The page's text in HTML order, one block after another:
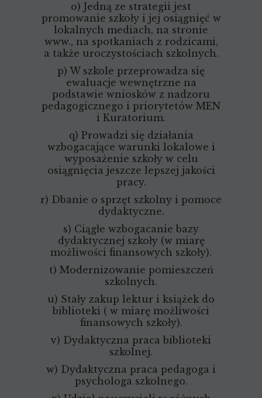
o) Jedną ze strategii jest
promowanie szkoły i jej osiągnięć w
lokalnych mediach, na stronie
www., na spotkaniach z rodzicami,
a także uroczystościach szkolnych.
p) W szkole przeprowadza się
ewaluacje wewnętrzne na
podstawie wniosków z nadzoru
pedagogicznego i priorytetów MEN
i Kuratorium.
q) Prowadzi się działania
wzbogacające warunki lokalowe i
wyposażenie szkoły w celu
osiągnięcia jeszcze lepszej jakości
pracy.
r) Dbanie o sprzęt szkolny i pomoce
dydaktyczne.
s) Ciągłe wzbogacanie bazy
dydaktycznej szkoły (w miarę
możliwości finansowych szkoły).
t) Modernizowanie pomieszczeń
szkolnych.
u) Stały zakup lektur i książek do
biblioteki ( w miarę możliwości
finansowych szkoły).
v) Dydaktyczna praca biblioteki
szkolnej.
w) Dydaktyczna praca pedagoga i
psychologa szkolnego.